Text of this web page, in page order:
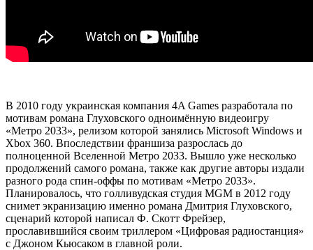
В 2010 году украинская компания 4A Games разработала по
мотивам романа Глуховского одноимённую видеоигру
«Метро 2033», релизом которой занялись Microsoft Windows и
Xbox 360. Впоследствии франшиза разрослась до
полноценной Вселенной Метро 2033. Вышло уже несколько
продолжений самого романа, также как другие авторы издали
разного рода спин-оффы по мотивам «Метро 2033».
Планировалось, что голливудская студия MGM в 2012 году
снимет экранизацию именно романа Дмитрия Глуховского,
сценарий которой написал Ф. Скотт Фрейзер,
прославившийся своим триллером «Цифровая радиостанция»
с Джоном Кьюсаком в главной роли.